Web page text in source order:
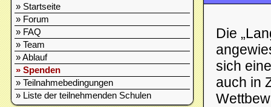
Startseite
Forum
FAQ
Team
Ablauf
Spenden
Teilnahmebedingungen
Liste der teilnehmenden Schulen
Die
sich
auch in